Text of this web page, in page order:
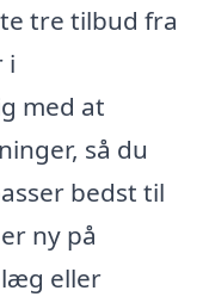
tre tilbud fra
i
med at
så du
bedst til
ny på
eller